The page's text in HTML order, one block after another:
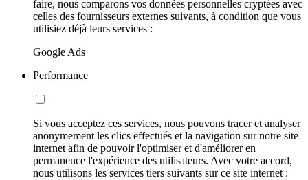
faire, nous comparons vos données personnelles cryptées avec
celles des fournisseurs externes suivants, à condition que vous
utilisiez déjà leurs services :
Google Ads
Performance
Si vous acceptez ces services, nous pouvons tracer et analyser
anonymement les clics effectués et la navigation sur notre site
internet afin de pouvoir l'optimiser et d'améliorer en
permanence l'expérience des utilisateurs. Avec votre accord,
nous utilisons les services tiers suivants sur ce site internet :